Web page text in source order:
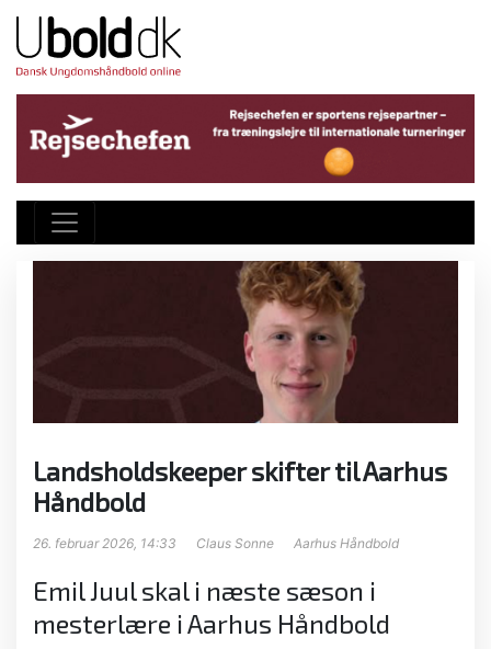
Landsholdskeeper skifter til Aarhus
Håndbold
26. februar 2026, 14:33 Claus Sonne Aarhus Håndbold
Emil Juul skal i næste sæson i
mesterlære i Aarhus Håndbold